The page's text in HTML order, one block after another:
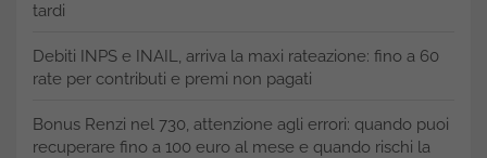
tardi
Debiti INPS e INAIL, arriva la maxi rateazione: fino a 60
rate per contributi e premi non pagati
Bonus Renzi nel 730, attenzione agli errori: quando puoi
recuperare fino a 100 euro al mese e quando rischi la